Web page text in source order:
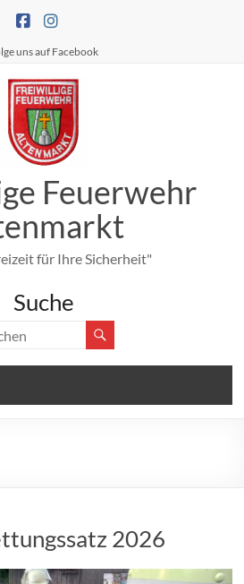
uns auf Facebook
Feuerwehr
für Ihre Sicherheit"
Suche
2026